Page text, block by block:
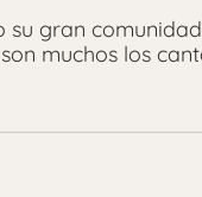
gran
muchos los